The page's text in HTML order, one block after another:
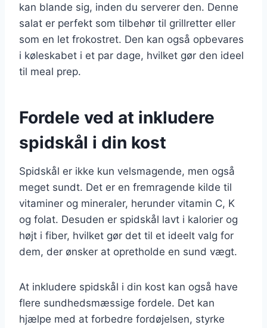
kan blande sig, inden du serverer den. Denne
salat er perfekt som tilbehør til grillretter eller
som en let frokostret. Den kan også opbevares
i køleskabet i et par dage, hvilket gør den ideel
til meal prep.
Fordele ved at inkludere
spidskål i din kost
Spidskål er ikke kun velsmagende, men også
meget sundt. Det er en fremragende kilde til
vitaminer og mineraler, herunder vitamin C, K
og folat. Desuden er spidskål lavt i kalorier og
højt i fiber, hvilket gør det til et ideelt valg for
dem, der ønsker at opretholde en sund vægt.
At inkludere spidskål i din kost kan også have
flere sundhedsmæssige fordele. Det kan
hjælpe med at forbedre fordøjelsen, styrke